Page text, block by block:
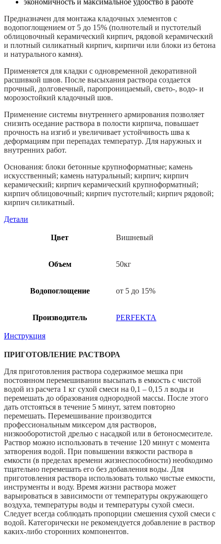
Предназначен для монтажа кладочных элементов с
водопоглощением от 5 до 15% (полнотелый и пустотелый
облицовочный керамический кирпич, рядовой керамический
и плотный силикатный кирпич, кирпичи или блоки из бетона
и натурального камня).
Применяется для кладки с одновременной декоративной
расшивкой швов. После высыхания раствора создается
прочный, долговечный, паропроницаемый, свето-, водо- и
морозостойкий кладочный шов.
Применение системы внутреннего армирования позволяет
снизить оседание раствора в полости кирпича, повышает
прочность на изгиб и увеличивает устойчивость шва к
деформациям при перепадах температур. Для наружных и
внутренних работ.
Основания: блоки бетонные крупноформатные; камень
искусственный; камень натуральный; кирпич; кирпич
керамический; кирпич керамический крупноформатный;
кирпич облицовочный; кирпич пустотелый; кирпич рядовой;
кирпич силикатный.
Детали
Цвет Вишневый
Объем 50кг
Водопоглощение от 5 до 15%
Производитель PERFEKTA
Инструкция
ПРИГОТОВЛЕНИЕ РАСТВОРА
Для приготовления раствора содержимое мешка при
постоянном перемешивании высыпать в емкость с чистой
водой из расчета 1 кг сухой смеси на 0,1 – 0,15 л воды и
перемешать до образования однородной массы. После этого
дать отстояться в течение 5 минут, затем повторно
перемешать. Перемешивание производится
профессиональным миксером для растворов,
низкооборотистой дрелью с насадкой или в бетоносмесителе.
Раствор можно использовать в течение 120 минут с момента
затворения водой. При повышении вязкости раствора в
емкости (в пределах времени жизнеспособности) необходимо
тщательно перемешать его без добавления воды. Для
приготовления раствора использовать только чистые емкости,
инструменты и воду. Время жизни раствора может
варьироваться в зависимости от температуры окружающего
воздуха, температуры воды и температуры сухой смеси.
Следует всегда соблюдать пропорции смешения сухой смеси с
водой. Категорически не рекомендуется добавление в раствор
каких-либо сторонних компонентов.